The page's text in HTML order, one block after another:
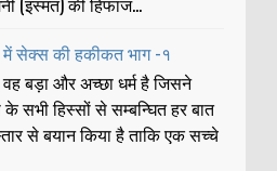
में सेक्स की हकीकत भाग -१
बड़ा और अच्छा धर्म है जिसने
के सभी हिस्सों से सम्बन्घित हर बात
से बयान किया है ताकि एक सच्चे